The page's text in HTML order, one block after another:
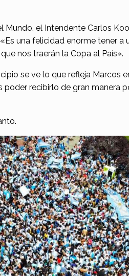
Mundo, el Intendente Carlos
una felicidad enorme tener a
nos traerán la Copa al País».
se ve lo que refleja Marcos
recibirlo de gran manera